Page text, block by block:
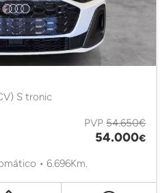
S tronic
PVP 54.650€
54.000€
• 6.696Km.